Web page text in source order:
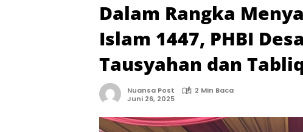
Dalam Rangka
Islam 1447, PHBI
Tausyahan dan
Nuansa Post
2 Min Baca
Juni 26, 2025